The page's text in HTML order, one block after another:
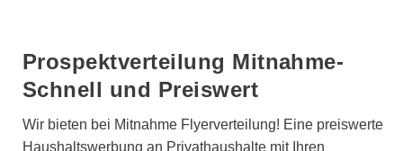
Prospektverteilung Mitnahme-
Schnell und Preiswert
Wir bieten bei Mitnahme Flyerverteilung! Eine preiswerte
Haushaltswerbung an Privathaushalte mit Ihren